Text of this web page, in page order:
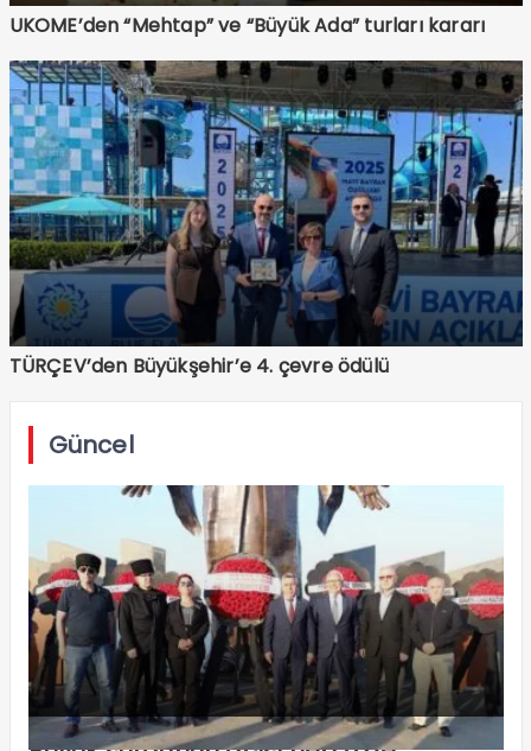
UKOME’den “Mehtap” ve “Büyük Ada” turları kararı
TÜRÇEV’den Büyükşehir’e 4. çevre ödülü
Güncel